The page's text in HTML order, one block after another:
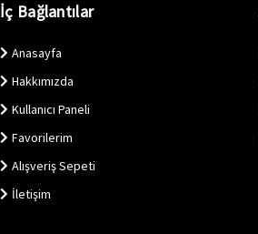
İç Bağlantılar
Anasayfa
Hakkımızda
Kullanıcı Paneli
Favorilerim
Alışveriş Sepeti
İletişim